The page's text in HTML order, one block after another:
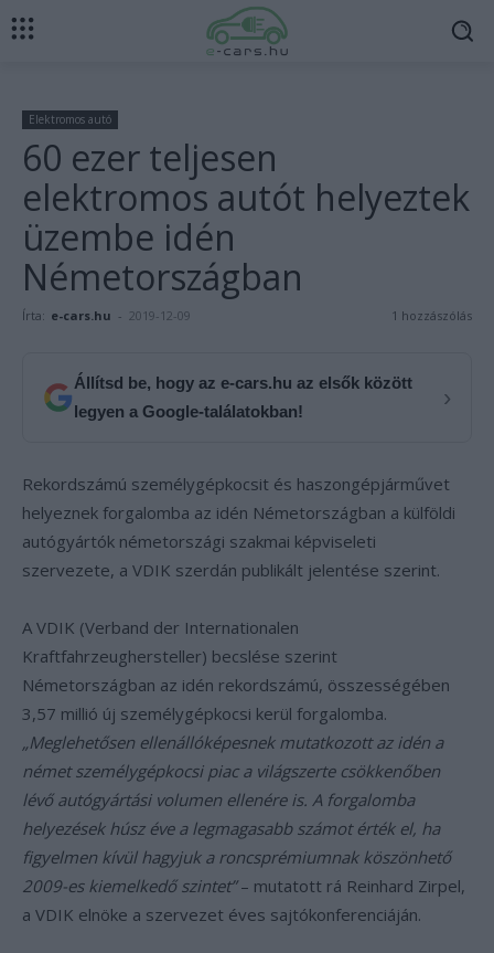
Elektromos autó
60 ezer teljesen
elektromos autót helyeztek
üzembe idén
Németországban
Írta: e-cars.hu - 2019-12-09 1 hozzászólás
Állítsd be, hogy az e-cars.hu az elsők között
legyen a Google-találatokban!
›
Rekordszámú személygépkocsit és haszongépjárművet
helyeznek forgalomba az idén Németországban a külföldi
autógyártók németországi szakmai képviseleti
szervezete, a VDIK szerdán publikált jelentése szerint.
A VDIK (Verband der Internationalen
Kraftfahrzeughersteller) becslése szerint
Németországban az idén rekordszámú, összességében
3,57 millió új személygépkocsi kerül forgalomba.
„Meglehetősen ellenállóképesnek mutatkozott az idén a
német személygépkocsi piac a világszerte csökkenőben
lévő autógyártási volumen ellenére is. A forgalomba
helyezések húsz éve a legmagasabb számot érték el, ha
figyelmen kívül hagyjuk a roncsprémiumnak köszönhető
2009-es kiemelkedő szintet”– mutatott rá Reinhard Zirpel,
a VDIK elnöke a szervezet éves sajtókonferenciáján.